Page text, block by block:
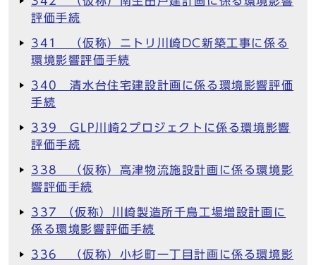
評価手続
341 （仮称）ニトリ川崎DC新築工事に係る
環境影響評価手続
340 清水台住宅建設計画に係る環境影響評価
手続
339 GLP川崎2プロジェクトに係る環境影響
評価手続
338 （仮称）高津物流施設計画に係る環境影
響評価手続
337 （仮称）川崎製造所千鳥工場増設計画に
係る環境影響評価手続
336 （仮称）小杉町一丁目計画に係る環境影